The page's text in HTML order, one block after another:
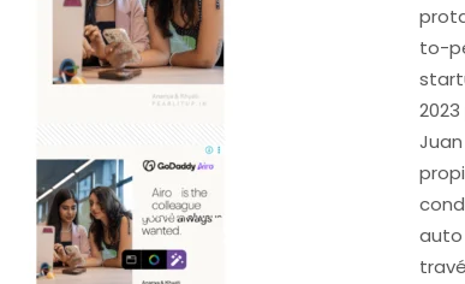
to-